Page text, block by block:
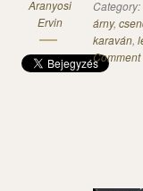
Aranyosi
Ervin
Category:
árny,
karaván,
Comment